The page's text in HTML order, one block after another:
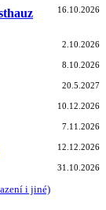
16.10.2026
2.10.2026
8.10.2026
20.5.2027
10.12.2026
7.11.2026
12.12.2026
31.10.2026
i jiné)